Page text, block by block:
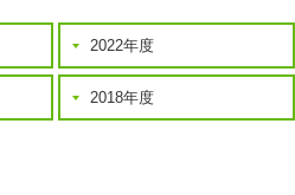
2022年度
2018年度